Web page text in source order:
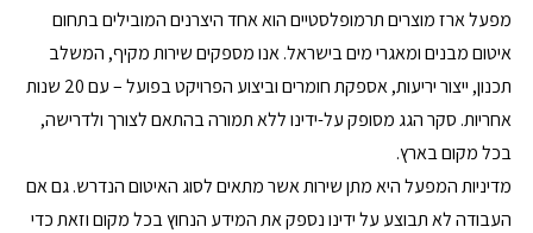
מפעל ארז מוצרים תרמופלסטיים הוא אחד היצרנים המובילים בתחום
איטום מבנים ומאגרי מים בישראל. אנו מספקים שירות מקיף, המשלב
תכנון, ייצור יריעות, אספקת חומרים וביצוע הפרויקט בפועל – עם 20 שנות
אחריות. סקר הגג מסופק על-ידינו ללא תמורה בהתאם לצורך ולדרישה,
בכל מקום בארץ.
מדיניות המפעל היא מתן שירות אשר מתאים לסוג האיטום הנדרש. גם אם
העבודה לא תבוצע על ידינו נספק את המידע הנחוץ בכל מקום וזאת כדי